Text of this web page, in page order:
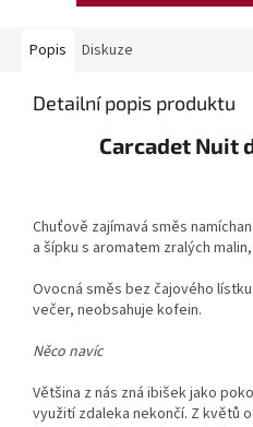
Popis Diskuze
Detailní popis produktu
Carcadet Nuit
Chuťově zajímavá směs
a šípku s aromatem zralých
Ovocná směs bez čajového
večer, neobsahuje kofein.
Něco navíc
Většina z nás zná ibišek jako
využití zdaleka nekončí. Z květů